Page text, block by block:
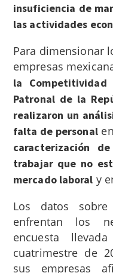
insuficiencia de
las actividades
Para dimensionar
empresas
la Competitividad
Patronal de la
realizaron un
falta de personal
caracterización
trabajar que no
mercado laboral y
Los datos
enfrentan los
encuesta
cuatrimestre de
sus empresas